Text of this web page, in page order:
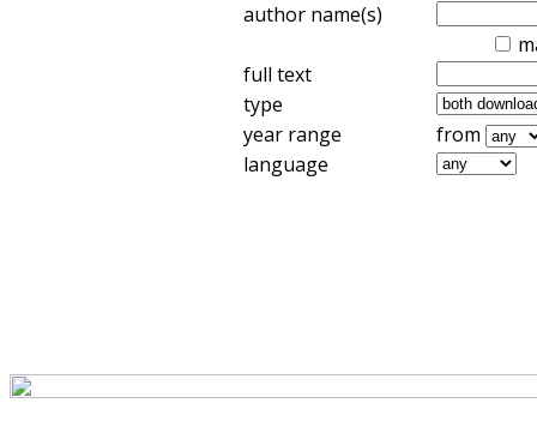
author name(s)
full text
type
year range
from
language